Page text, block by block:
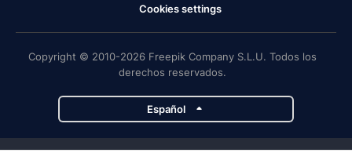
Cookies settings
Copyright © 2010-2026 Freepik Company S.L.U. Todos los
derechos reservados.
Español